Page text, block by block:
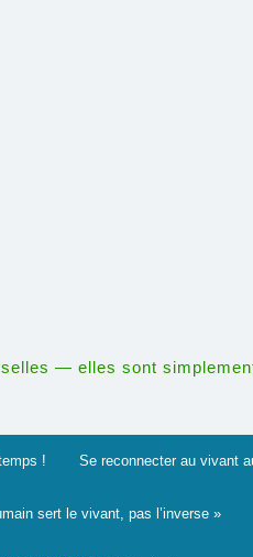
— elles sont
! Se reconnecter au vivant
sert le vivant, pas l’inverse »